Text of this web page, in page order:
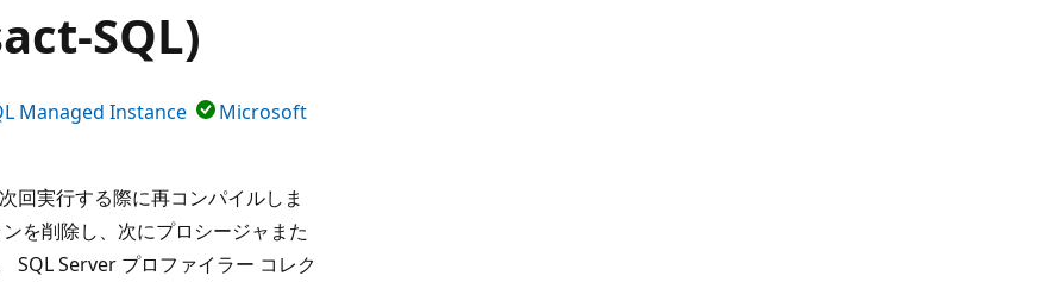
SQL)
Managed Instance
Microsoft
回実行する際に再コンパイルしま
を削除し、次にプロシージャまた
SQL Server プロファイラー コレク